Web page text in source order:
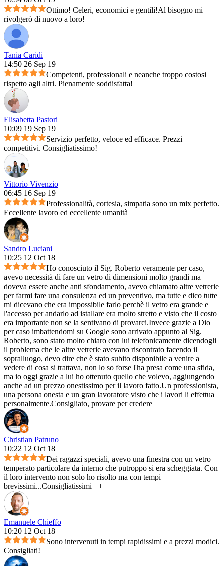
Ottimo! Celeri, economici e gentili!Al bisogno mi
rivolgerò di nuovo a loro!
Tania Caridi
14:50 26 Sep 19
Competenti, professionali e neanche troppo costosi
rispetto agli altri. Pienamente soddisfatta!
Elisabetta Pastori
10:09 19 Sep 19
Servizio perfetto, veloce ed efficace. Prezzi
competitivi. Consigliatissimo!
Vittorio Vivenzio
06:45 16 Sep 19
Professionalità, cortesia, simpatia sono un mix perfetto.
Eccellente lavoro ed eccellente umanità
Sandro Luciani
10:25 12 Oct 18
Ho conosciuto il Sig. Roberto veramente per caso,
avevo necessità di fare un vetro di dimensioni molto grandi ma
doveva essere anche anti sfondamento, avevo chiamato altre vetrerie
per farmi fare una consulenza ed un preventivo, ma tutte e dico tutte
mi dicevano che era impossibile farlo perchè il vetro era grande e
l'accesso per andarlo ad istallare era molto stretto e visto che il costo
era importante non se la sentivano di provarci.Invece grazie a Dio
per caso imbattendomi su Google sono arrivato appunto al Sig.
Roberto, sono stato molto chiaro con lui telefonicamente dicendogli
il problema che le altre vetrerie avevano riscontrato facendo il
sopralluogo, devo dire che è stato subito disponibile a venire a
vedere di cosa si trattava, non lo so forse l'ha presa come una sfida,
ma io oggi grazie a lui ho ottenuto quello che volevo, aggiungendo
anche ad un prezzo onestissimo per il lavoro fatto.Un professionista,
una persona onesta e un gran lavoratore visto che i lavori li effettua
personalmente.Consigliato, provare per credere
Christian Patruno
10:22 12 Oct 18
Dei ragazzi speciali, avevo una finestra con un vetro
temperato particolare da interno che putroppo si era scheggiata. Con
il loro intervento non solo ho risolto ma con tempi
brevissimi...Consigliatissimi +++
Emanuele Chieffo
10:20 12 Oct 18
Sono intervenuti in tempi rapidissimi e a prezzi modici.
Consigliati!